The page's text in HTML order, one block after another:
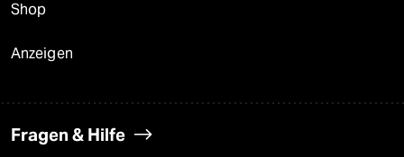
Shop
Anzeigen
Fragen & Hilfe